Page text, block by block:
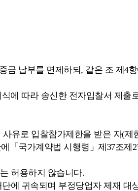
금 납부를 면제하되, 같은 조 제4
에 따라 송신한 전자입찰서 제출
유로 입찰참가제한을 받은 자(제
「국가계약법 시행령」제37조제
허용하지 않습니다.
에 귀속되며 부정당업자 제재 대